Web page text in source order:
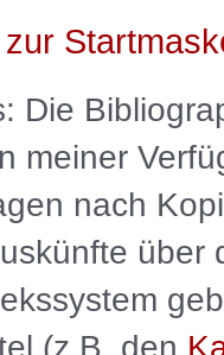
Die
meiner
nach
über
(z.B. den